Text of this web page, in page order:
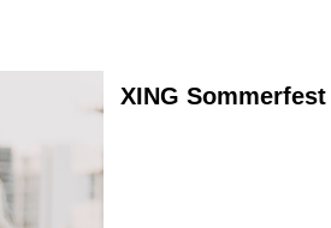
XING Sommerfest